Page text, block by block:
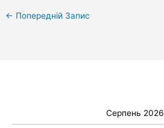
← Попередній Запис
Серпень 2026